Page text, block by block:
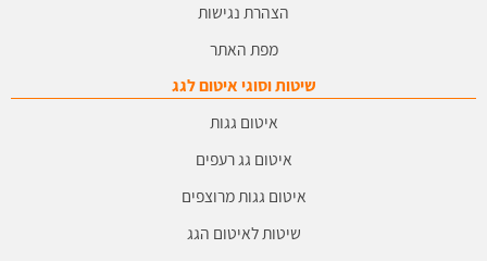
הצהרת נגישות
מפת האתר
שיטות וסוגי איטום לגג
איטום גגות
איטום גג רעפים
איטום גגות מרוצפים
שיטות לאיטום הגג